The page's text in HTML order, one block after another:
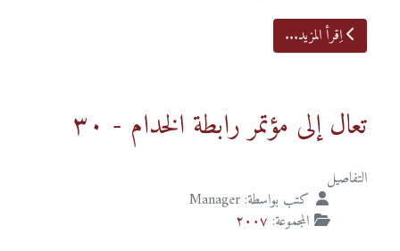
اِقرأ المزيد...
تعال إلى مؤتمر رابطة الخدام - ٣٠
التفاصيل
كتب بواسطة: Manager
المجموعة: ٢٠٠٧